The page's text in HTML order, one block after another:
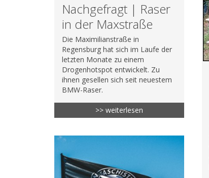
Nachgefragt | Raser
in der Maxstraße
Die Maximilianstraße in
Regensburg hat sich im Laufe der
letzten Monate zu einem
Drogenhotspot entwickelt. Zu
ihnen gesellen sich seit neuestem
BMW-Raser.
>> weiterlesen